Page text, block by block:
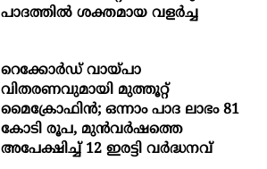
പാദത്തിൽ ശക്തമായ വളർച്ച
റെക്കോർഡ് വായ്പാ
വിതരണവുമായി മുത്തൂറ്റ്
മൈക്രോഫിൻ; ഒന്നാം പാദ ലാഭം 81
കോടി രൂപ, മുൻവർഷത്തെ
അപേക്ഷിച്ച് 12 ഇരട്ടി വർദ്ധനവ്